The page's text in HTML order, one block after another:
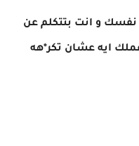
و انت بتتكلم عن
ايه عشان تكر*هه